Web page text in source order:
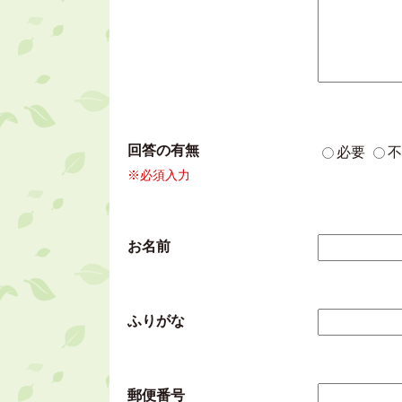
回答の有無
※必須入力
必要
お名前
ふりがな
郵便番号